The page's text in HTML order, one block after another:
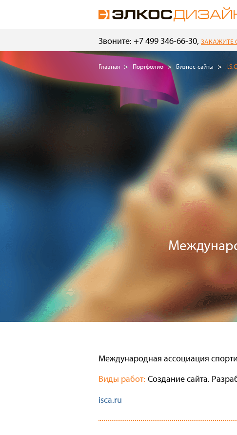
Звоните: +7 499 346-66-30, ЗАКАЖИТЕ
Главная Портфолио Бизнес-сайты
Международная ассоциация
Виды работ: Создание сайта.
isca.ru